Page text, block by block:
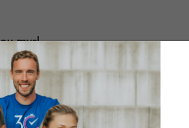
mysl